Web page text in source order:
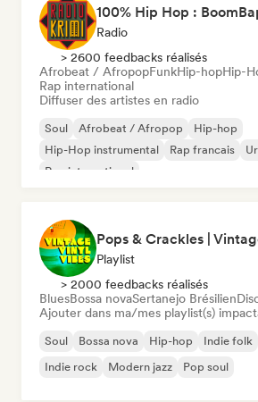
Radio
> 2600 feedbacks réalisés
Afrobeat / AfropopFunkHip-hopHip-
Rap international
Diffuser des artistes en radio
Soul Afrobeat / Afropop
Hip-hop
Hip-Hop instrumental
Rap francais
Rap international
Pops & Crackles |
Playlist
> 2000 feedbacks réalisés
BluesBossa novaSertanejo Brésilien
Ajouter dans ma/mes playlist(s)
Soul Bossa nova Hip-hop Indie folk
Indie rock
Modern jazz Pop soul